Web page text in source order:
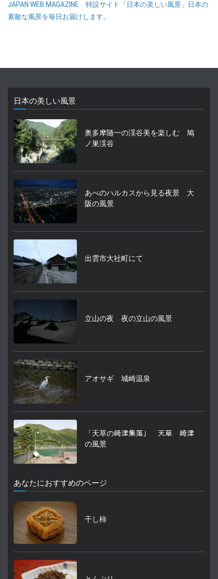
JAPAN WEB MAGAZINE 特設サイト「日本の美しい風景」日本の
素敵な風景を毎日お届けします。
日本の美しい風景
奥多摩随一の渓谷美を楽しむ 鳩
ノ巣渓谷
あべのハルカスから見る夜景 大
阪の風景
出雲市大社町にて
立山の夜 夜の立山の風景
アオサギ 城崎温泉
「天草の﨑津集落」 天草 崎津
の風景
あなたにおすすめのページ
干し柿